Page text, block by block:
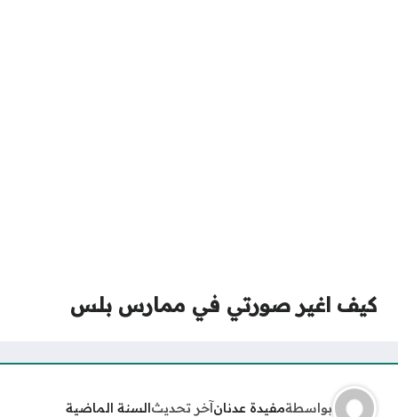
كيف اغير صورتي في ممارس بلس
بواسطةمفيدة عدنانآخر تحديثالسنة الماضية